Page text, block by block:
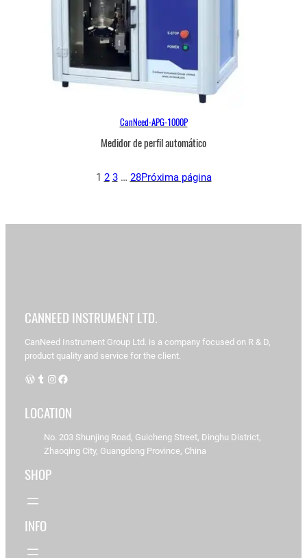
CanNeed-APG-1000P
Medidor de perfil automático
1 2 3 … 28Próxima página
alumínio
de
duas
Lata/garrafa
de
alumínio
de
duas
CANNEED INSTRUMENT LTD.
CanNeed Instrument Group Ltd. is a company focused on R & D,
product quality and service for the client.
WordPress Instagram Facebook
LOCATION
No. 203 Shunjing Road, Guicheng Street, Dinghu District,
Zhaoqing City, Guangdong Province, China
SHOP
INFO